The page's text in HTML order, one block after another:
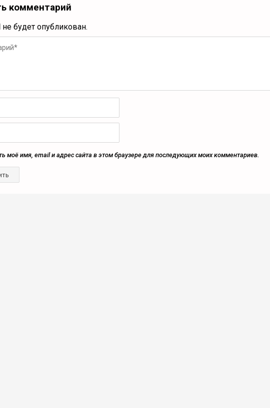
комментарий
будет опубликован.
моё имя, email и адрес сайта в этом браузере для последующих моих комментариев.